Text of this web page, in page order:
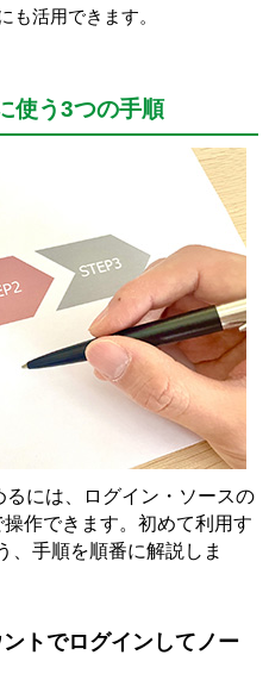
も活用できます。
使う3つの手順
には、ログイン・ソースの
作できます。初めて利用す
、手順を順番に解説しま
トでログインしてノー